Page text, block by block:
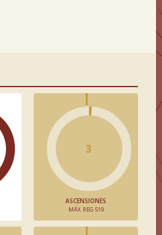
3
ASCENSIONES
MÁX. REG 519